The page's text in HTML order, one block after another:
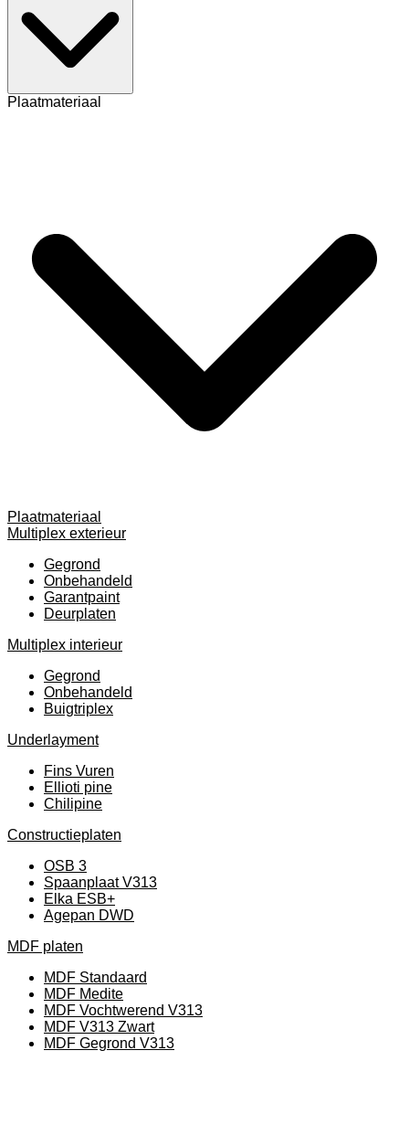
Plaatmateriaal
Plaatmateriaal
Multiplex exterieur
Gegrond
Onbehandeld
Garantpaint
Deurplaten
Multiplex interieur
Gegrond
Onbehandeld
Buigtriplex
Underlayment
Fins Vuren
Ellioti pine
Chilipine
Constructieplaten
OSB 3
Spaanplaat V313
Elka ESB+
Agepan DWD
MDF platen
MDF Standaard
MDF Medite
MDF Vochtwerend V313
MDF V313 Zwart
MDF Gegrond V313